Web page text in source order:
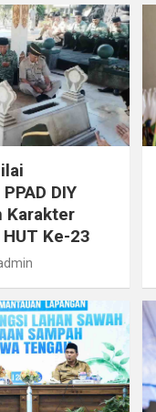
DIY
Karakter
Ke-23